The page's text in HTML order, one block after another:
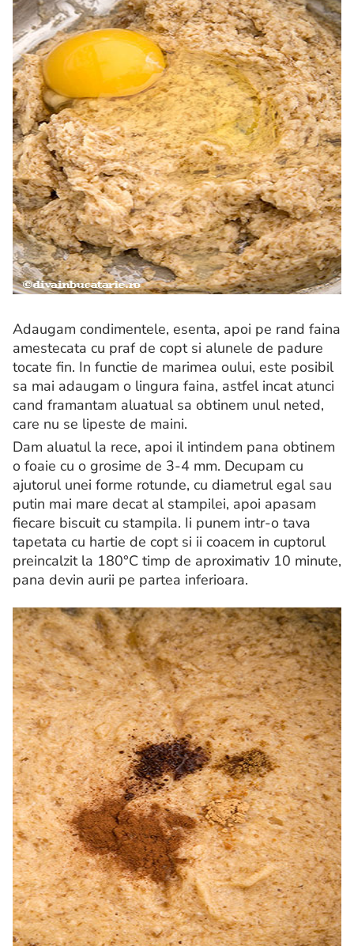
Adaugam condimentele, esenta, apoi pe rand faina
amestecata cu praf de copt si alunele de padure
tocate fin. In functie de marimea oului, este posibil
sa mai adaugam o lingura faina, astfel incat atunci
cand framantam aluatual sa obtinem unul neted,
care nu se lipeste de maini.
Dam aluatul la rece, apoi il intindem pana obtinem
o foaie cu o grosime de 3-4 mm. Decupam cu
ajutorul unei forme rotunde, cu diametrul egal sau
putin mai mare decat al stampilei, apoi apasam
fiecare biscuit cu stampila. Ii punem intr-o tava
tapetata cu hartie de copt si ii coacem in cuptorul
preincalzit la 180°C timp de aproximativ 10 minute,
pana devin aurii pe partea inferioara.